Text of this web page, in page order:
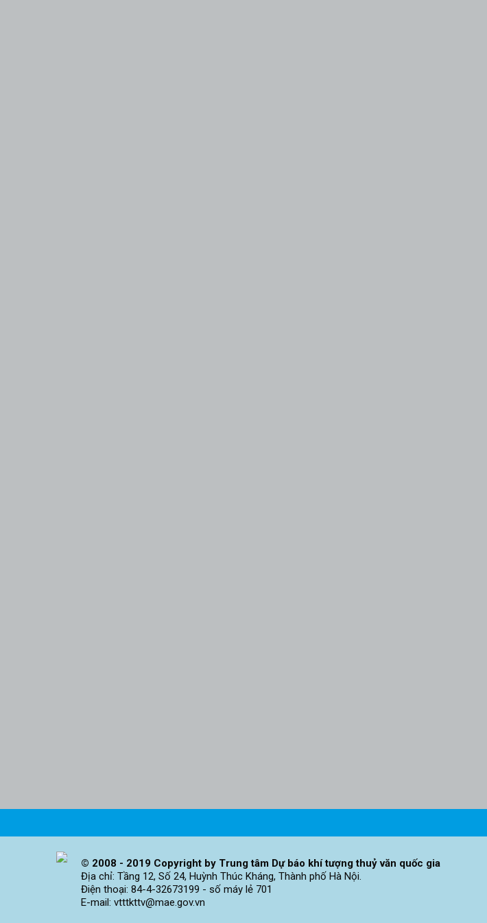
© 2008 - 2019 Copyright by Trung tâm Dự báo khí tượng thuỷ văn quốc gia
Địa chỉ: Tầng 12, Số 24, Huỳnh Thúc Kháng, Thành phố Hà Nội.
Điện thoại: 84-4-32673199 - số máy lẻ 701
E-mail: vtttkttv@mae.gov.vn